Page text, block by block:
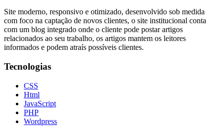
Site moderno, responsivo e otimizado, desenvolvido sob medida
com foco na captação de novos clientes, o site institucional conta
com um blog integrado onde o cliente pode postar artigos
relacionados ao seu trabalho, os artigos mantem os leitores
informados e podem atraís possíveis clientes.
Tecnologias
CSS
Html
JavaScript
PHP
Wordpress